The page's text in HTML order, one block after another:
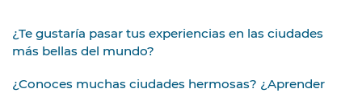
¿Te gustaría pasar tus experiencias en las ciudades
más bellas del mundo?
¿Conoces muchas ciudades hermosas? ¿Aprender